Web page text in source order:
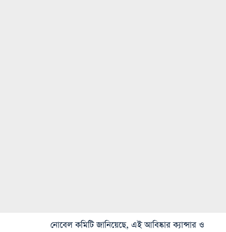
নোবেল কমিটি জানিয়েছে, এই আবিষ্কার ক্যান্সার ও